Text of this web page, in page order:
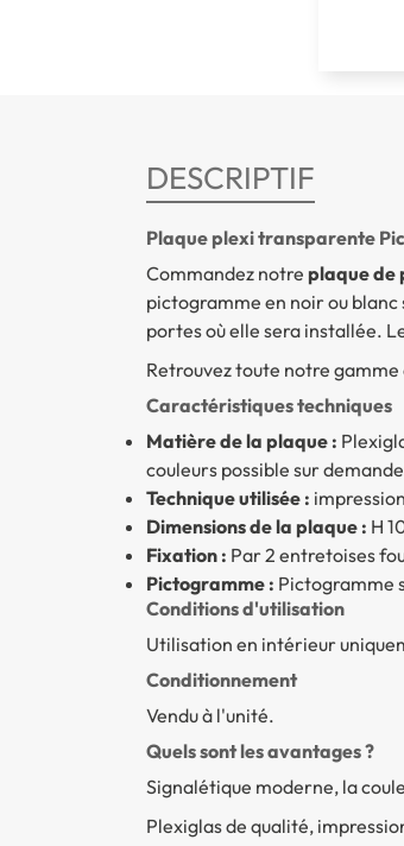
DESCRIPTIF
Plaque plexi transparente
Commandez notre plaque de
pictogramme en noir ou
portes où elle sera installée.
Retrouvez toute notre gamme
Caractéristiques techniques
Matière de la plaque :
couleurs possible sur
Technique utilisée :
Dimensions de la plaque : H
Fixation : Par 2 entretoises
Pictogramme : Pictogramme
Conditions d'utilisation
Utilisation en intérieur
Conditionnement
Vendu à l'unité.
Quels sont les avantages ?
Signalétique moderne, la
Plexiglas de qualité,